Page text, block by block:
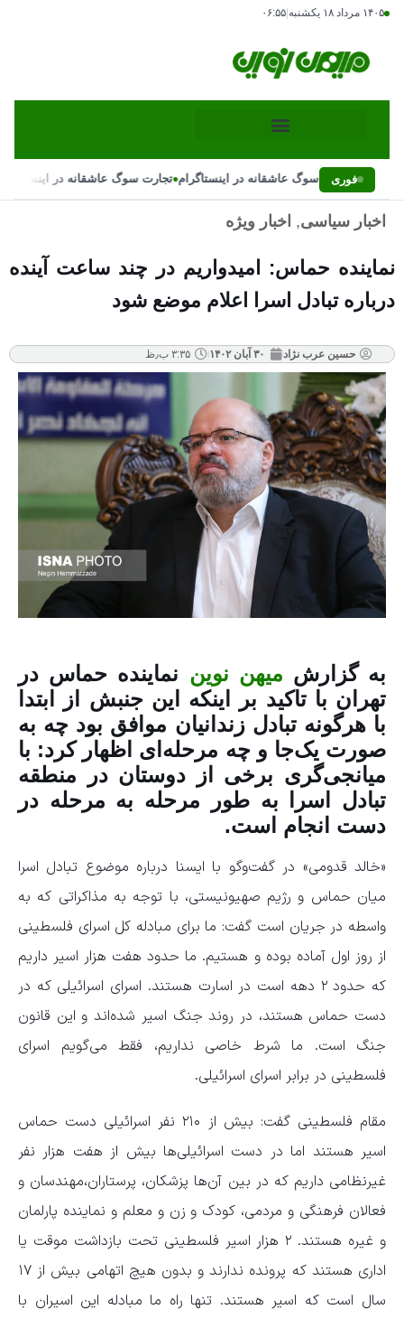
۱۴۰۵ مرداد ۱۸ یکشنبه ۰۶:۵۵
فوری
تجارت سوگ عاشقانه در اینستاگرام•تجارت سوگ عاشقانه در اینستاگرام
اخبار سیاسی, اخبار ویژه
نماینده حماس: امیدواریم در چند ساعت آینده
درباره تبادل اسرا اعلام موضع شود
حسین عرب نژاد ۳۰ آبان ۱۴۰۲ ۳:۳۵ ب٫ظ
به گزارش میهن نوین نماینده حماس در
تهران با تاکید بر اینکه این جنبش از ابتدا
با هرگونه تبادل زندانیان موافق بود چه به
صورت یک‌جا و چه مرحله‌ای اظهار کرد: با
میانجی‌گری برخی از دوستان در منطقه
تبادل اسرا به طور مرحله به مرحله در
دست انجام است.
«خالد قدومی» در گفت‌وگو با ایسنا درباره موضوع تبادل اسرا
میان حماس و رژیم صهیونیستی، با توجه به مذاکراتی که به
واسطه در جریان است گفت: ما برای مبادله کل اسرای فلسطینی
از روز اول آماده بوده و هستیم. ما حدود هفت هزار اسیر داریم
که حدود ۲ دهه است در اسارت هستند. اسرای اسرائیلی که در
دست حماس هستند، در روند جنگ اسیر شده‌اند و این قانون
جنگ است. ما شرط خاصی نداریم، فقط می‌گویم اسرای
فلسطینی در برابر اسرای اسرائیلی.
مقام فلسطینی گفت: بیش از ۲۱۰ نفر اسرائیلی دست حماس
اسیر هستند اما در دست اسرائیلی‌ها بیش از هفت هزار نفر
غیرنظامی داریم که در بین آن‌ها پزشکان، پرستاران،‌مهندسان و
فعالان فرهنگی و مردمی، کودک و زن و معلم و نماینده پارلمان
و غیره هستند. ۲ هزار اسیر فلسطینی تحت بازداشت موقت یا
اداری هستند که پرونده ندارند و بدون هیچ اتهامی بیش از ۱۷
سال است که اسیر هستند. تنها راه ما مبادله این اسیران با